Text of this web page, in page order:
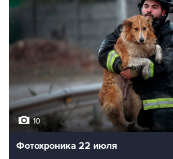
10
Фотохроника 22 июля